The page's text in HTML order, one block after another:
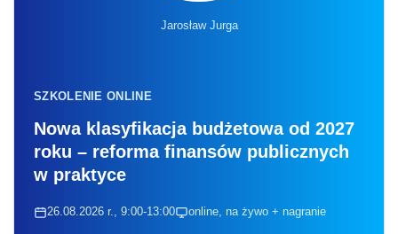
Jarosław Jurga
SZKOLENIE ONLINE
Nowa klasyfikacja budżetowa od 2027
roku – reforma finansów publicznych
w praktyce
26.08.2026 r., 9:00-13:00 online, na żywo + nagranie